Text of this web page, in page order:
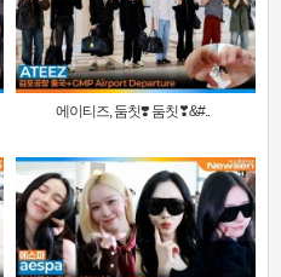
에이티즈, 둠칫❣️ 둠칫❣&#..